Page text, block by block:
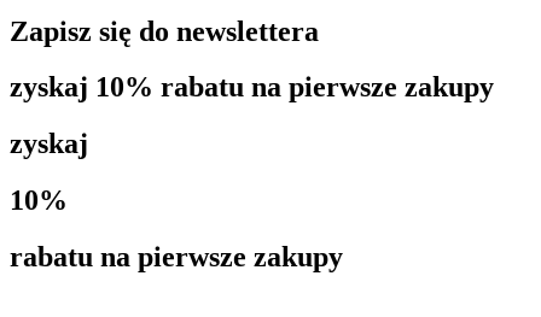
Zapisz się do newslettera
zyskaj 10% rabatu na pierwsze zakupy
zyskaj
10%
rabatu na pierwsze zakupy